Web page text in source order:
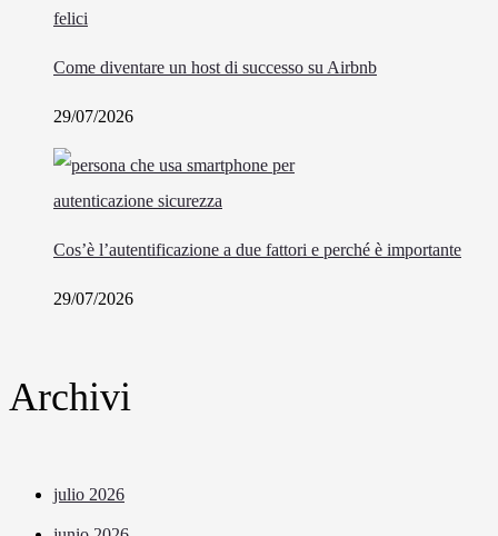
Come diventare un host di successo su Airbnb
29/07/2026
Cos’è l’autentificazione a due fattori e perché è importante
29/07/2026
Archivi
julio 2026